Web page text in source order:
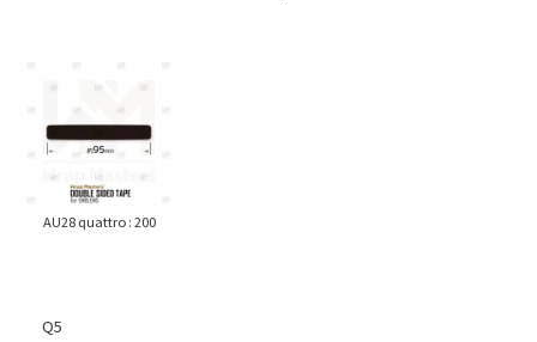
AU28 quattro : 200
Q5